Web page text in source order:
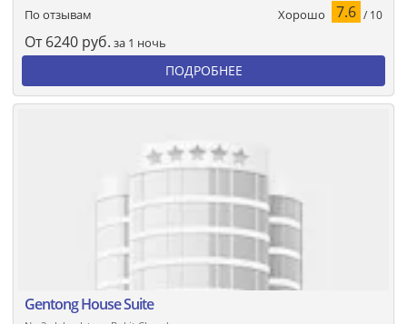
По отзывам
Хорошо 7.6 / 10
От 6240 руб. за 1 ночь
ПОДРОБНЕЕ
Gentong House Suite